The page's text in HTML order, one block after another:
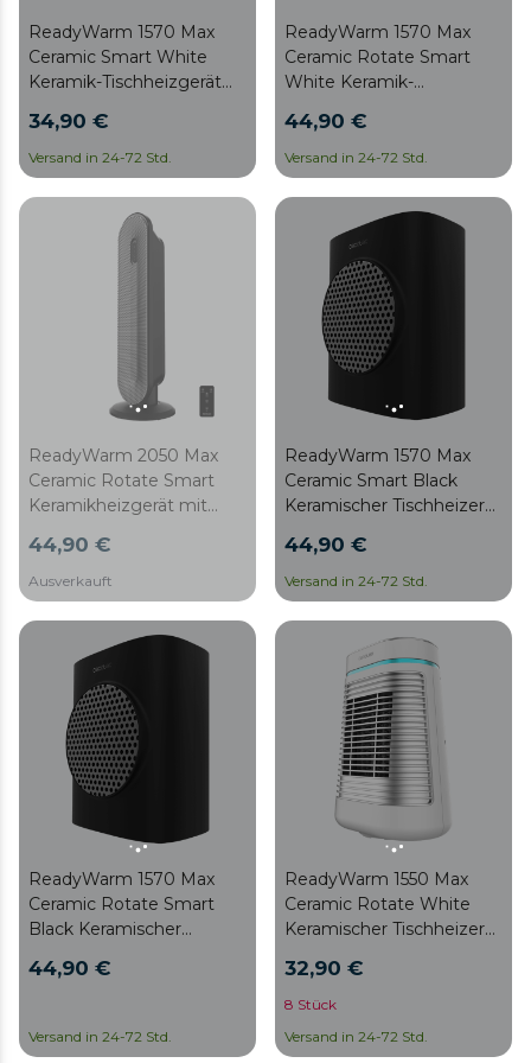
ReadyWarm 1570 Max
Ceramic Smart White
Keramik-Tischheizgerät
Digitalanzeige,
einstellbarem Thermostat
und 3 Betriebsmodi.
34,90 €
Versand in 24-72 Std.
ReadyWarm 1570 Max
Ceramic Rotate Smart
White Keramik-
W, Oszillation,
Digitalanzeige,
einstellbarem Thermostat
und 3 Betriebsmodi.
44,90 €
Versand in 24-72 Std.
ReadyWarm 2050 Max
Ceramic Rotate Smart
Keramikheizgerät mit
Fernbedienung,
Oszillation, 3
Betriebsmodi und
einstellbarem Thermostat.
44,90 €
Ausverkauft
ReadyWarm 1570 Max
Ceramic Smart Black
Keramischer Tischheizer
Digitalanzeige,
einstellbarem Thermostat
und 3 Betriebsarten.
44,90 €
Versand in 24-72 Std.
ReadyWarm 1570 Max
Ceramic Rotate Smart
Black Keramischer
Oszillation, Digitalanzeige,
und 3 Betriebsarten.
44,90 €
Versand in 24-72 Std.
ReadyWarm 1550 Max
Ceramic Rotate White
Keramischer Tischheizer
einstellbarem Thermostat
und 3 Betriebsarten.
32,90 €
8 Stück
Versand in 24-72 Std.